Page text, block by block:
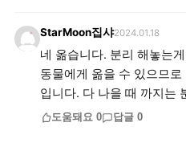
StarMoon집샤2024.01.18
네 옮습니다. 분리 해놓는
동물에게 옮을 수 있으므
입니다. 다 나을 때 까지는
도움돼요 0 답글 0